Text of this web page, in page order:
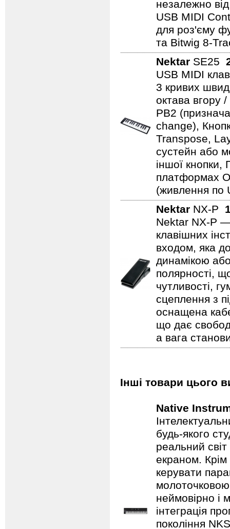
незалежно
USB MIDI
для роз'єму
та Bitwig 8-
Nektar SE25
USB MIDI
3 кривих
октава вгору
PB2
change),
Transpose,
сустейн або
іншої
платформах
(живлення по
Nektar NX-P
Nektar NX‑P
клавішних
входом, яка
динамікою
полярності,
чутливості,
сцеплення з
оснащена
що дає
а вага
Інші товари цього
Native
будь-якого
реальний
екраном. Крім
керувати
неймовірно і
інтеграція
покоління